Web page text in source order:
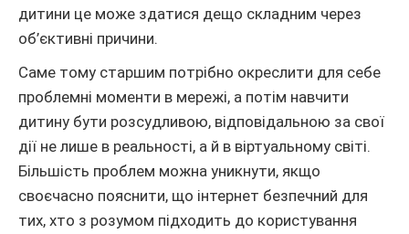
дитини це може здатися дещо складним через
об’єктивні причини.
Саме тому старшим потрібно окреслити для себе
проблемні моменти в мережі, а потім навчити
дитину бути розсудливою, відповідальною за свої
дії не лише в реальності, а й в віртуальному світі.
Більшість проблем можна уникнути, якщо
своєчасно пояснити, що інтернет безпечний для
тих, хто з розумом підходить до користування